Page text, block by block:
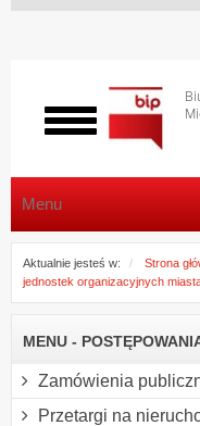
Włącz
menu
Menu
Aktualnie jesteś w: Strona
jednostek organizacyjnych
MENU -
Zamówienia
Przetargi na